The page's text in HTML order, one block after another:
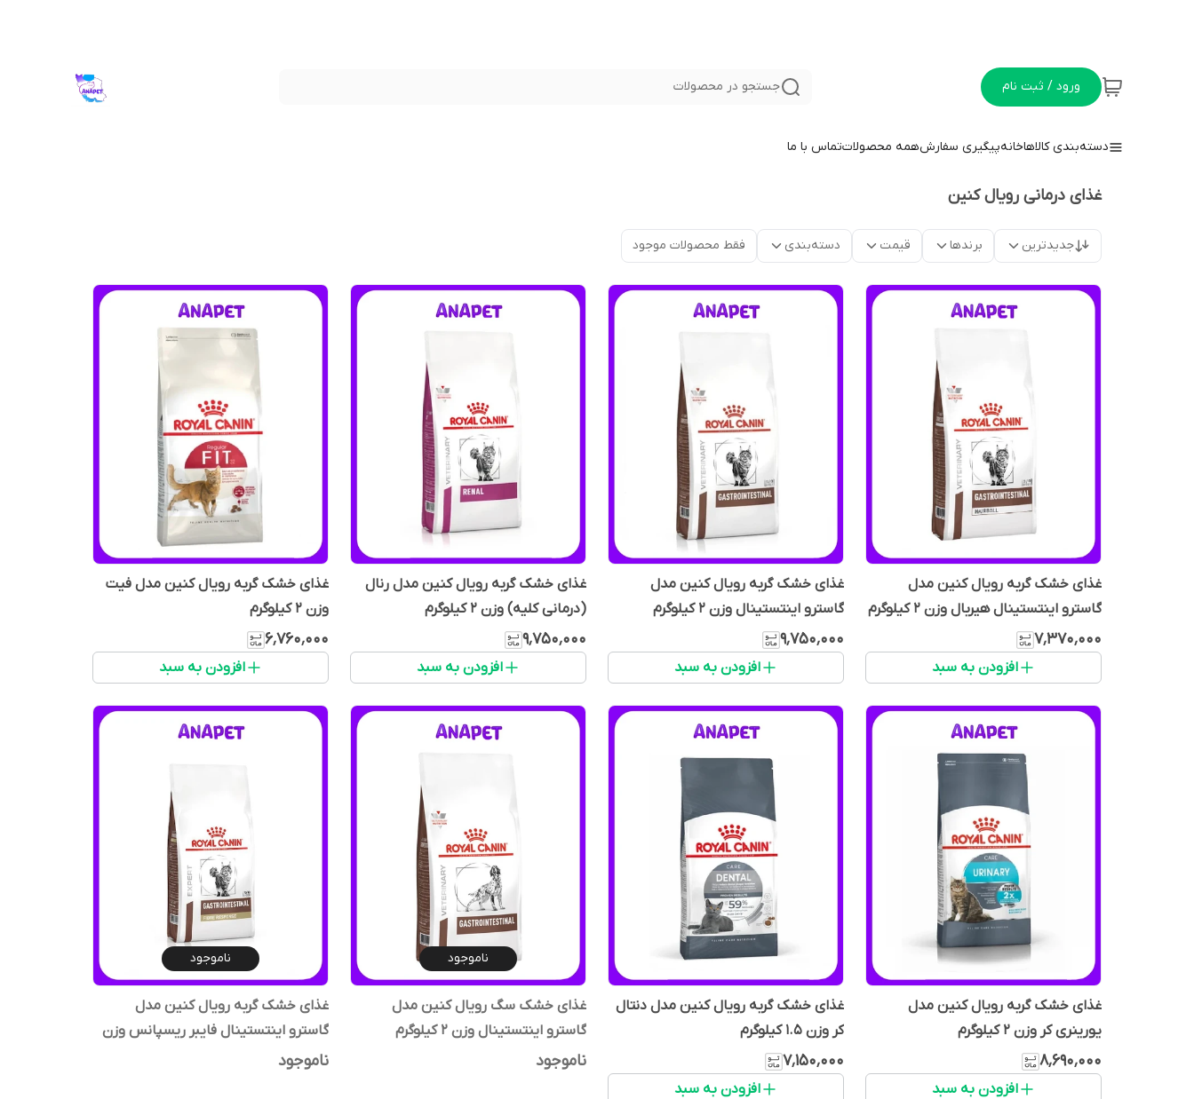
ورود / ثبت نام جستجو در محصولات
دسته‌بندی کالاهاخانهپیگیری سفارشهمه محصولاتتماس با ما
غذای درمانی رویال کنین
جدیدترین برندها قیمت دسته‌بندی فقط محصولات موجود
غذای خشک گربه رویال کنین مدل
گاسترو اینتستینال هیربال وزن 2 کیلوگرم
۷٬۳۷۰٬۰۰۰
افزودن به سبد
غذای خشک گربه رویال کنین مدل
گاسترو اینتستینال وزن 2 کیلوگرم
۹٬۷۵۰٬۰۰۰
افزودن به سبد
غذای خشک گربه رویال کنین مدل رنال
(درمانی کلیه) وزن ۲ کیلوگرم
۹٬۷۵۰٬۰۰۰
افزودن به سبد
غذای خشک گربه رویال کنین مدل فیت
وزن 2 کیلوگرم
۶٬۷۶۰٬۰۰۰
افزودن به سبد
غذای خشک گربه رویال کنین مدل
یورینری کر وزن 2 کیلوگرم
۸٬۶۹۰٬۰۰۰
افزودن به سبد
غذای خشک گربه رویال کنین مدل دنتال
کر وزن 1.5 کیلوگرم
۷٬۱۵۰٬۰۰۰
افزودن به سبد
ناموجود
غذای خشک سگ رویال کنین مدل
گاسترو اینتستینال وزن 2 کیلوگرم
ناموجود
ناموجود
غذای خشک گربه رویال کنین مدل
گاسترو اینتستینال فایبر ریسپانس وزن
2 کیلوگرم
ناموجود